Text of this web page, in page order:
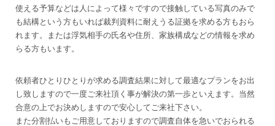
使える予算などは人によって様々ですので接触している写真のみで
も結構という方もいれば裁判資料に耐えうる証拠を求める方もおら
れます。または浮気相手の氏名や住所、家族構成などの情報を求め
らる方もいます。
依頼者ひとりひとりが求める調査結果に対して最適なプランをお出
し致しますので一度ご来社頂く事が解決の第一歩といえます。当然
合意の上でお決めしますので安心してご来社下さい。
また分割払いもご用意しておりますので調査自体を急いでおられる